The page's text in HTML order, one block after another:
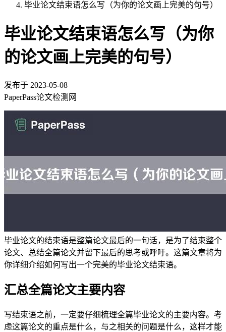
毕业论文结束语怎么写（为你的论文画上完美的句号）
毕业论文结束语怎么写（为你
的论文画上完美的句号）
发布于 2023-05-08
PaperPass论文检测网
毕业论文的结束语是整篇论文最后的一句话，是为了结束整个
论文、总结全篇论文并留下最后的思考或呼吁。这篇文章将为
你详细介绍如何写出一个完美的毕业论文结束语。
汇总全篇论文主要内容
写结束语之前，一定要仔细梳理全篇毕业论文的主要内容。考
虑这篇论文的重点是什么，与之相关的问题是什么，这样才能